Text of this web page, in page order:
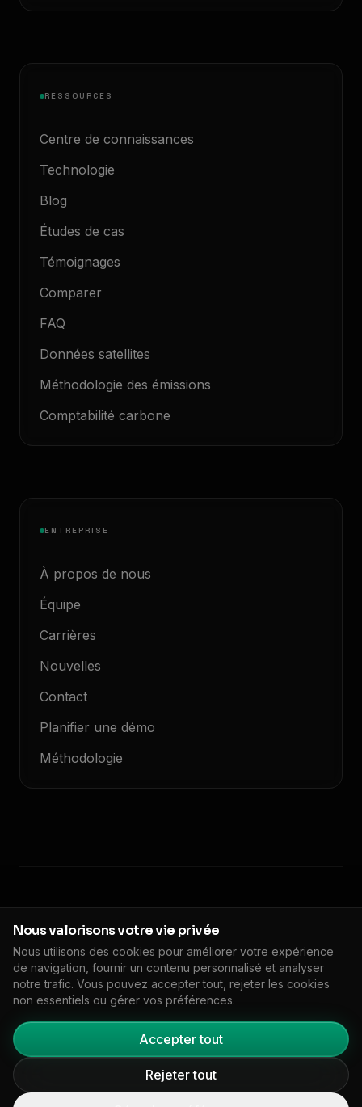
RESSOURCES
Centre de connaissances
Technologie
Blog
Études de cas
Témoignages
Comparer
FAQ
Données satellites
Méthodologie des émissions
Comptabilité carbone
ENTREPRISE
À propos de nous
Équipe
Carrières
Nouvelles
Contact
Planifier une démo
Méthodologie
Conditions de service
Politique de cookiesDPAImpressum
Paramètres des cookies
🇬🇧EN
Nous valorisons votre vie privée
Nous utilisons des cookies pour améliorer votre expérience
de navigation, fournir un contenu personnalisé et analyser
notre trafic. Vous pouvez accepter tout, rejeter les cookies
non essentiels ou gérer vos préférences.
Accepter tout
Rejeter tout